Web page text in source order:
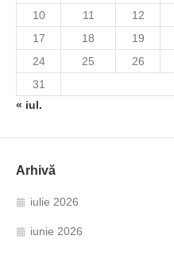
10
11 12
17
18 19
24
25 26
31
« iul.
Arhivă
iulie 2026
iunie 2026